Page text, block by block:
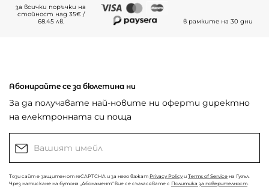
за всички поръчки на
стойност над 35€ /
68.45 лв.
в рамките на 30 дни
Абонирайте се за бюлетина ни
За да получавате най-новите ни оферти директно
на електронната си поща
Този сайт е защитен от reCAPTCHA и за него важат Privacy Policy и Terms of Service на Гугъл.
Чрез натискане на бутона „Абонамент“ вие се съгласявате с Политика за поверителност